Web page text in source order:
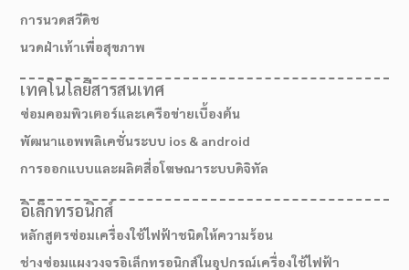
การนวดสวีดิช
นวดฝ่าเท้าเพื่อสุขภาพ
เทคโนโลยีสารสนเทศ
ซ่อมคอมพิวเตอร์และเครือข่ายเบื้องต้น
พัฒนาแอพพลิเคชั่นระบบ ios & android
การออกแบบและผลิตสื่อโฆษณาระบบดิจิทัล
อิเล็กทรอนิกส์
หลักสูตรซ่อมเครื่องใช้ไฟฟ้าชนิดให้ความร้อน
ช่างซ่อมแผงวงจรอิเล็กทรอนิกส์ในอุปกรณ์เครื่องใช้ไฟฟ้า